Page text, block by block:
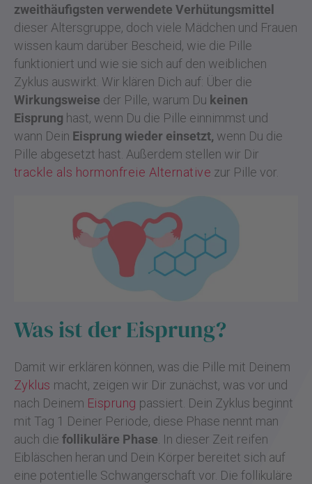
zweithäufigsten verwendete Verhütungsmittel
dieser Altersgruppe, doch viele Mädchen und Frauen
wissen kaum darüber Bescheid, wie die Pille
funktioniert und wie sie sich auf den weiblichen
Zyklus auswirkt. Wir klären Dich auf: Über die
Wirkungsweise der Pille, warum Du keinen
Eisprung hast, wenn Du die Pille einnimmst und
wann Dein Eisprung wieder einsetzt, wenn Du die
Pille abgesetzt hast. Außerdem stellen wir Dir
trackle als hormonfreie Alternative zur Pille vor.
Was ist der Eisprung?
Damit wir erklären können, was die Pille mit Deinem
Zyklus macht, zeigen wir Dir zunächst, was vor und
nach Deinem Eisprung passiert. Dein Zyklus beginnt
mit Tag 1 Deiner Periode, diese Phase nennt man
auch die follikuläre Phase. In dieser Zeit reifen
Eibläschen heran und Dein Körper bereitet sich auf
eine potentielle Schwangerschaft vor. Die follikuläre